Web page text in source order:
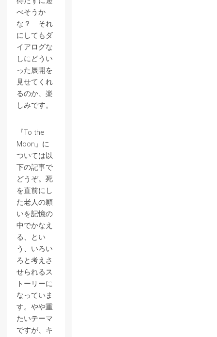
べそうか
な？ それ
にしてもダ
イアログな
しにどうい
った展開を
見せてくれ
るのか、楽
しみです。
『To the
Moon』に
ついては以
下の記事で
どうぞ。死
を直前にし
た老人の願
いを記憶の
中でかなえ
る、とい
う、いろい
ろと考えさ
せられるス
トーリーに
なっていま
す。やや重
たいテーマ
ですが、キ